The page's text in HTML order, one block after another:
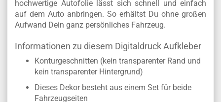
hochwertige Autofolie lässt sich schnell und einfach
auf dem Auto anbringen. So erhältst Du ohne großen
Aufwand Dein ganz persönliches Fahrzeug.
Informationen zu diesem Digitaldruck Aufkleber
Konturgeschnitten (kein transparenter Rand und
kein transparenter Hintergrund)
Dieses Dekor besteht aus einem Set für beide
Fahrzeugseiten